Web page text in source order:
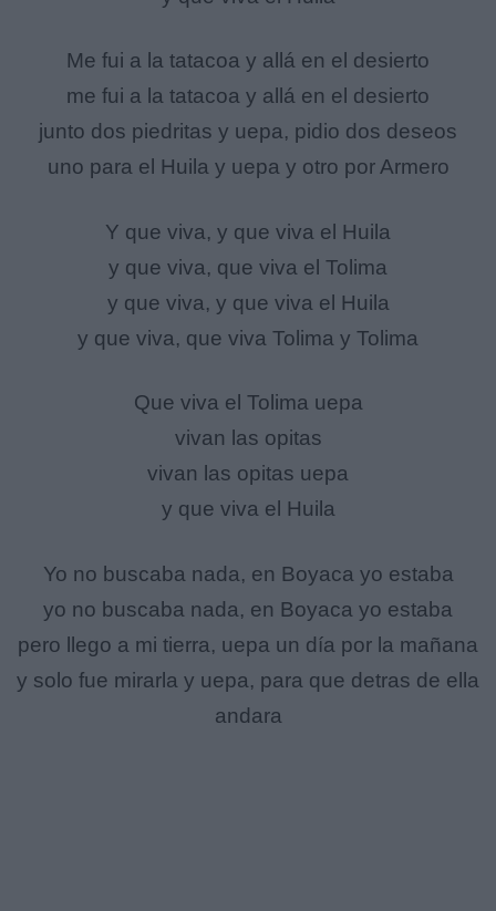
Me fui a la tatacoa y allá en el desierto
me fui a la tatacoa y allá en el desierto
junto dos piedritas y uepa, pidio dos deseos
uno para el Huila y uepa y otro por Armero
Y que viva, y que viva el Huila
y que viva, que viva el Tolima
y que viva, y que viva el Huila
y que viva, que viva Tolima y Tolima
Que viva el Tolima uepa
vivan las opitas
vivan las opitas uepa
y que viva el Huila
Yo no buscaba nada, en Boyaca yo estaba
yo no buscaba nada, en Boyaca yo estaba
pero llego a mi tierra, uepa un día por la mañana
y solo fue mirarla y uepa, para que detras de ella
andara